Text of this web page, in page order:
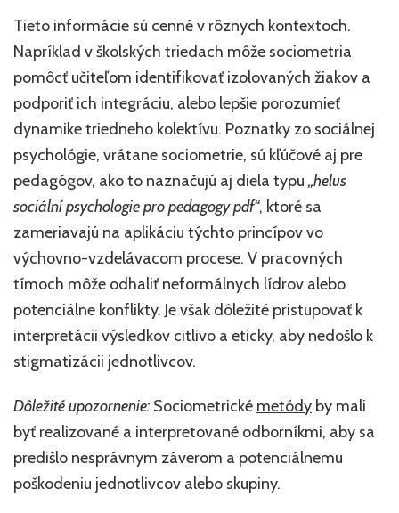
Tieto informácie sú cenné v rôznych kontextoch.
Napríklad v školských triedach môže sociometria
pomôcť učiteľom identifikovať izolovaných žiakov a
podporiť ich integráciu, alebo lepšie porozumieť
dynamike triedneho kolektívu. Poznatky zo sociálnej
psychológie, vrátane sociometrie, sú kľúčové aj pre
pedagógov, ako to naznačujú aj diela typu „helus
sociální psychologie pro pedagogy pdf“, ktoré sa
zameriavajú na aplikáciu týchto princípov vo
výchovno-vzdelávacom procese. V pracovných
tímoch môže odhaliť neformálnych lídrov alebo
potenciálne konflikty. Je však dôležité pristupovať k
interpretácii výsledkov citlivo a eticky, aby nedošlo k
stigmatizácii jednotlivcov.
Dôležité upozornenie:Sociometrické metódy by mali
byť realizované a interpretované odborníkmi, aby sa
predišlo nesprávnym záverom a potenciálnemu
poškodeniu jednotlivcov alebo skupiny.